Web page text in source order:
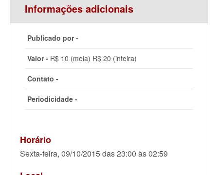
Informações adicionais
Publicado por -
Valor - R$ 10 (meia) R$ 20 (inteira)
Contato -
Periodicidade -
Horário
Sexta-feira, 09/10/2015 das 23:00 às 02:59